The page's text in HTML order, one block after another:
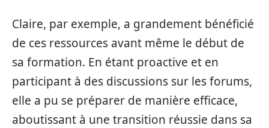
Claire, par exemple, a grandement bénéficié
de ces ressources avant même le début de
sa formation. En étant proactive et en
participant à des discussions sur les forums,
elle a pu se préparer de manière efficace,
aboutissant à une transition réussie dans sa